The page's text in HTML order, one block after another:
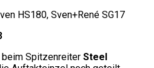
HS180, Sven+René SG17
Spitzenreiter Steel